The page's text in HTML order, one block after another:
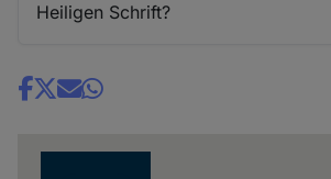
Heiligen Schrift?
Share